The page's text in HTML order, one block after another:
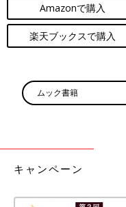
Amazonで購入
楽天ブックスで購入
ムック書籍
キャンペーン